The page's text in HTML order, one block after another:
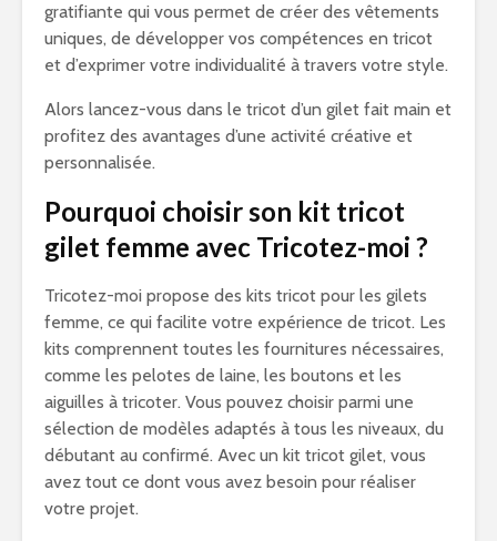
gratifiante qui vous permet de créer des vêtements
uniques, de développer vos compétences en tricot
et d’exprimer votre individualité à travers votre style.
Alors lancez-vous dans le tricot d’un gilet fait main et
profitez des avantages d’une activité créative et
personnalisée.
Pourquoi choisir son kit tricot
gilet femme avec Tricotez-moi ?
Tricotez-moi propose des kits tricot pour les gilets
femme, ce qui facilite votre expérience de tricot. Les
kits comprennent toutes les fournitures nécessaires,
comme les pelotes de laine, les boutons et les
aiguilles à tricoter. Vous pouvez choisir parmi une
sélection de modèles adaptés à tous les niveaux, du
débutant au confirmé. Avec un kit tricot gilet, vous
avez tout ce dont vous avez besoin pour réaliser
votre projet.